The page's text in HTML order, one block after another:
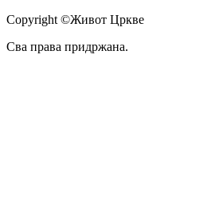
Copyright ©Живот Цркве
Сва права придржана.